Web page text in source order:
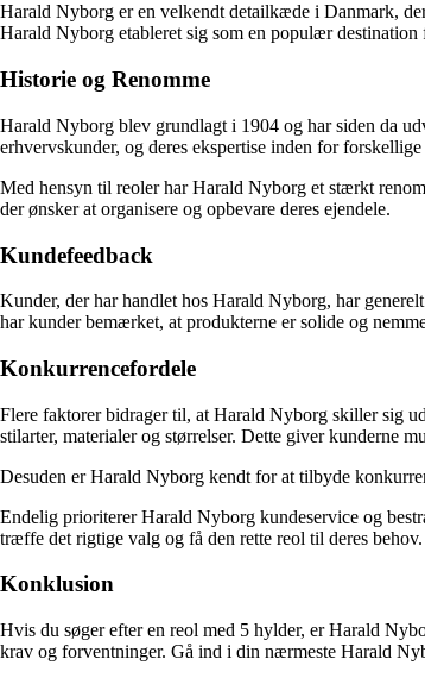
Harald Nyborg er en velkendt detailkæde i Danmark,
Harald Nyborg etableret sig som en populær
Historie og Renomme
Harald Nyborg blev grundlagt i 1904 og har siden da
erhvervskunder, og deres ekspertise inden for
Med hensyn til reoler har Harald Nyborg et stærkt
der ønsker at organisere og opbevare deres ejendele.
Kundefeedback
Kunder, der har handlet hos Harald Nyborg, har
har kunder bemærket, at produkterne er solide og
Konkurrencefordele
Flere faktorer bidrager til, at Harald Nyborg skiller sig
stilarter, materialer og størrelser. Dette giver kunderne
Desuden er Harald Nyborg kendt for at tilbyde
Endelig prioriterer Harald Nyborg kundeservice og
træffe det rigtige valg og få den rette reol til deres behov.
Konklusion
Hvis du søger efter en reol med 5 hylder, er Harald
krav og forventninger. Gå ind i din nærmeste Harald